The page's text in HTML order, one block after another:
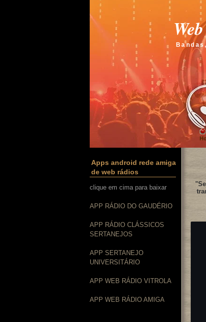
Apps android rede amiga
de web rádios
clique em cima para baixar
APP RÁDIO DO GAUDÉRIO
APP RÁDIO CLÁSSICOS
SERTANEJOS
APP SERTANEJO
UNIVERSITÁRIO
APP WEB RÁDIO VITROLA
APP WEB RÁDIO AMIGA